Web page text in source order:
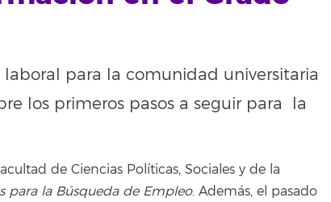
para la comunidad universitaria
los primeros pasos a seguir para la
de Ciencias Políticas, Sociales y de la
para la Búsqueda de Empleo. Además, el pasado